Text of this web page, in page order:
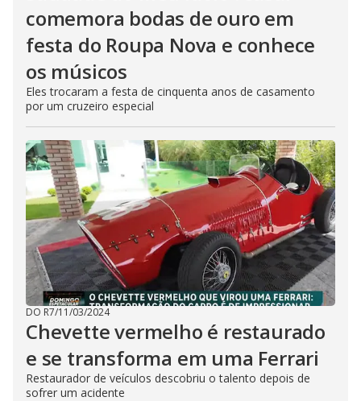
comemora bodas de ouro em
festa do Roupa Nova e conhece
os músicos
Eles trocaram a festa de cinquenta anos de casamento
por um cruzeiro especial
DO R7/11/03/2024
Chevette vermelho é restaurado
e se transforma em uma Ferrari
Restaurador de veículos descobriu o talento depois de
sofrer um acidente